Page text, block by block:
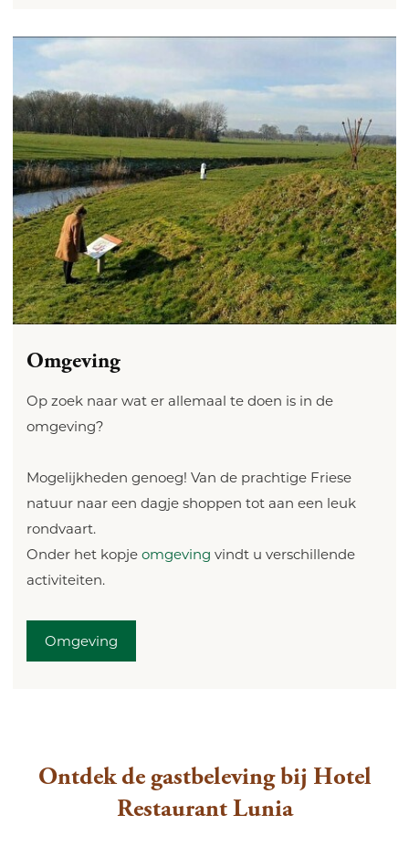
Omgeving
Op zoek naar wat er allemaal te doen is in de
omgeving?
Mogelijkheden genoeg! Van de prachtige Friese
natuur naar een dagje shoppen tot aan een leuk
rondvaart.
Onder het kopjeomgeving vindt u verschillende
activiteiten.
Omgeving
Ontdek de gastbeleving bij Hotel
Restaurant Lunia